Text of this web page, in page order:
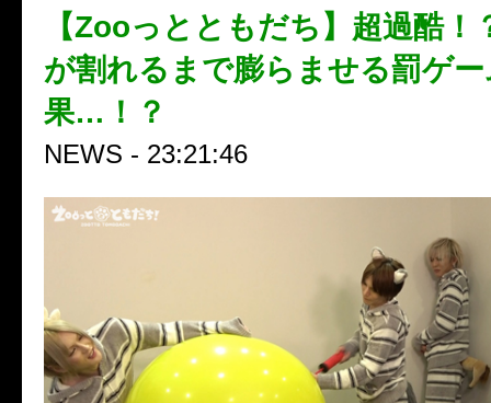
【Zooっとともだち】超過酷！
が割れるまで膨らませる罰ゲ
果…！？
NEWS - 23:21:46